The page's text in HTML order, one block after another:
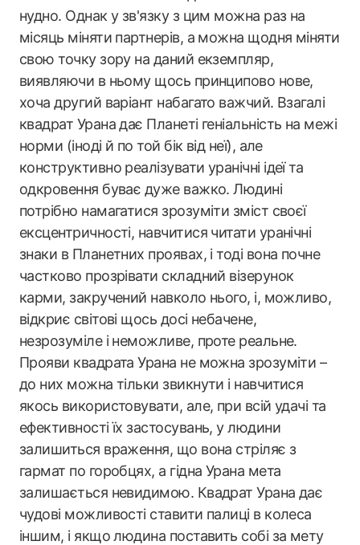
нудно. Однак у зв'язку з цим можна раз на
місяць міняти партнерів, а можна щодня міняти
свою точку зору на даний екземпляр,
виявляючи в ньому щось принципово нове,
хоча другий варіант набагато важчий. Взагалі
квадрат Урана дає Планеті геніальність на межі
норми (іноді й по той бік від неї), але
конструктивно реалізувати уранічні ідеї та
одкровення буває дуже важко. Людині
потрібно намагатися зрозуміти зміст своєї
ексцентричності, навчитися читати уранічні
знаки в Планетних проявах, і тоді вона почне
частково прозрівати складний візерунок
карми, закручений навколо нього, і, можливо,
відкриє світові щось досі небачене,
незрозуміле і неможливе, проте реальне.
Прояви квадрата Урана не можна зрозуміти –
до них можна тільки звикнути і навчитися
якось використовувати, але, при всій удачі та
ефективності їх застосувань, у людини
залишиться враження, що вона стріляє з
гармат по горобцях, а гідна Урана мета
залишається невидимою. Квадрат Урана дає
чудові можливості ставити палиці в колеса
іншим, і якщо людина поставить собі за мету